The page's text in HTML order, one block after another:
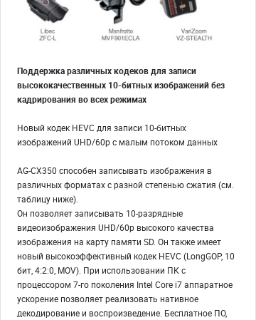
Поддержка различных кодеков для записи
высококачественных 10-битных изображений без
кадрирования во всех режимах
Новый кодек HEVC для записи 10-битных
изображений UHD/60p с малым потоком данных
AG-CX350 способен записывать изображения в
различных форматах с разной степенью сжатия (см.
таблицу ниже).
Он позволяет записывать 10-разрядные
видеоизображения UHD/60p высокого качества
изображения на карту памяти SD. Он также имеет
новый высокоэффективный кодек HEVC (LongGOP, 10
бит, 4:2:0, MOV). При использовании ПК с
процессором 7-го поколения Intel Core i7 аппаратное
ускорение позволяет реализовать нативное
декодирование и воспроизведение. Бесплатное ПО,